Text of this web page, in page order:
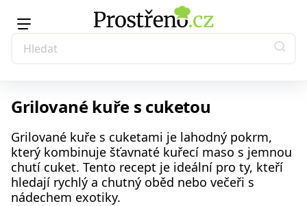
Grilované kuře s cuketou
Grilované kuře s cuketami je lahodný pokrm,
který kombinuje šťavnaté kuřecí maso s jemnou
chutí cuket. Tento recept je ideální pro ty, kteří
hledají rychlý a chutný oběd nebo večeři s
nádechem exotiky.